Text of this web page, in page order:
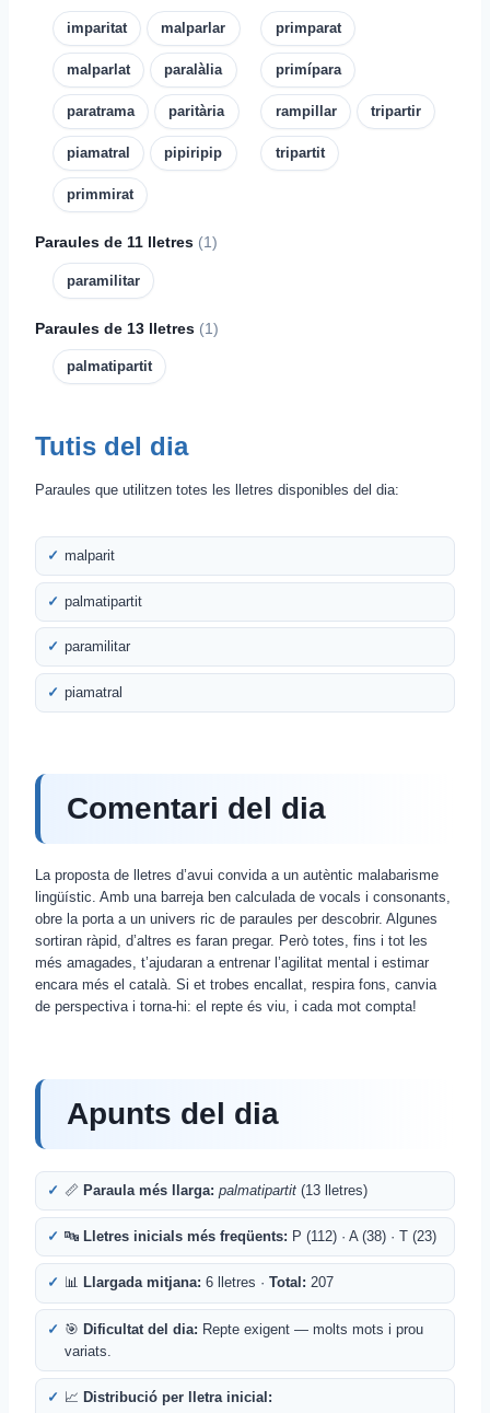
imparitat malparlar
malparlat paralàlia
paratrama paritària
piamatral pipiripip
primmirat
primparat
primípara
rampillar tripartir
tripartit
Paraules de 11 lletres (1)
paramilitar
Paraules de 13 lletres (1)
palmatipartit
Tutis del dia
Paraules que utilitzen totes les lletres disponibles del dia:
malparit
palmatipartit
paramilitar
piamatral
Comentari del dia
La proposta de lletres d’avui convida a un autèntic malabarisme
lingüístic. Amb una barreja ben calculada de vocals i consonants,
obre la porta a un univers ric de paraules per descobrir. Algunes
sortiran ràpid, d’altres es faran pregar. Però totes, fins i tot les
més amagades, t’ajudaran a entrenar l’agilitat mental i estimar
encara més el català. Si et trobes encallat, respira fons, canvia
de perspectiva i torna-hi: el repte és viu, i cada mot compta!
Apunts del dia
📏 Paraula més llarga: palmatipartit (13 lletres)
🔤 Lletres inicials més freqüents: P (112) · A (38) · T (23)
📊 Llargada mitjana: 6 lletres · Total: 207
🎯 Dificultat del dia: Repte exigent — molts mots i prou
variats.
📈 Distribució per lletra inicial: